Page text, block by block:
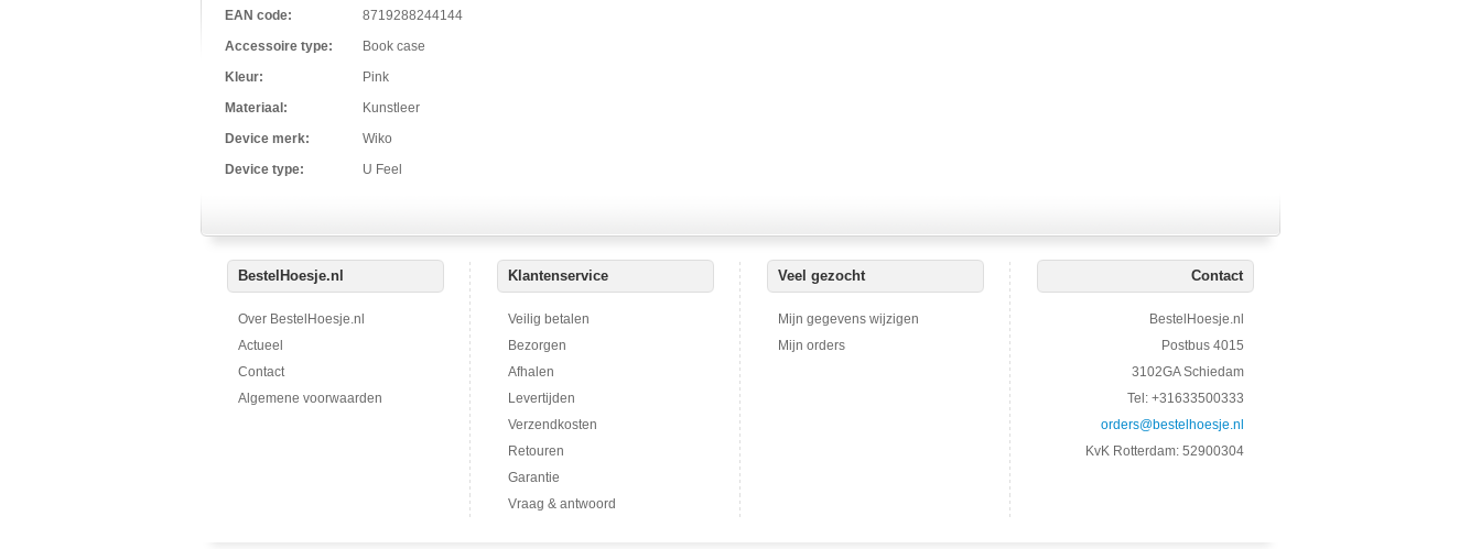
EAN code:
8719288244144
Accessoire type:
Book case
Kleur:
Pink
Materiaal:
Kunstleer
Device merk:
Wiko
Device type:
U Feel
BestelHoesje.nl
Over BestelHoesje.nl
Actueel
Contact
Algemene voorwaarden
Klantenservice
Veilig betalen
Bezorgen
Afhalen
Levertijden
Verzendkosten
Retouren
Garantie
Vraag & antwoord
Veel gezocht
Mijn gegevens wijzigen
Mijn orders
Contact
BestelHoesje.nl
Postbus 4015
3102GA Schiedam
Tel: +31633500333
orders@bestelhoesje.nl
KvK Rotterdam: 52900304